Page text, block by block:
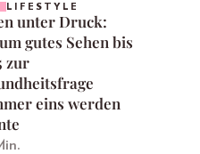
LIFESTYLE
unter Druck:
gutes Sehen bis
zur
eins werden